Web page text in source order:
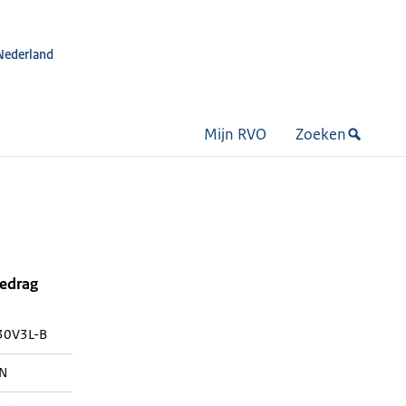
Mijn RVO Zoeken
B